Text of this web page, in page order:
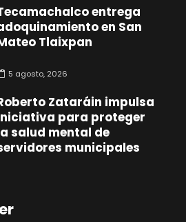
entrega
en San
Tlaixpan
5 agosto, 2026
Zataráin impulsa
para proteger
salud mental de
municipales